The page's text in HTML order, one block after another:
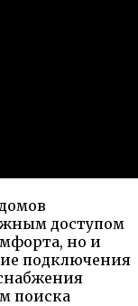
доступом
но и
подключения
поиска